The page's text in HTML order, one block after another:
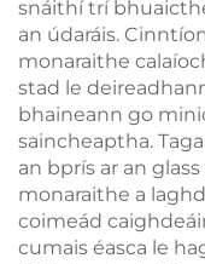
snáithí trí
an údaráis.
monaraithe
stad le
bhaineann go
saincheaptha.
an bprís ar an
monaraithe a
coimeád
cumais éasca le